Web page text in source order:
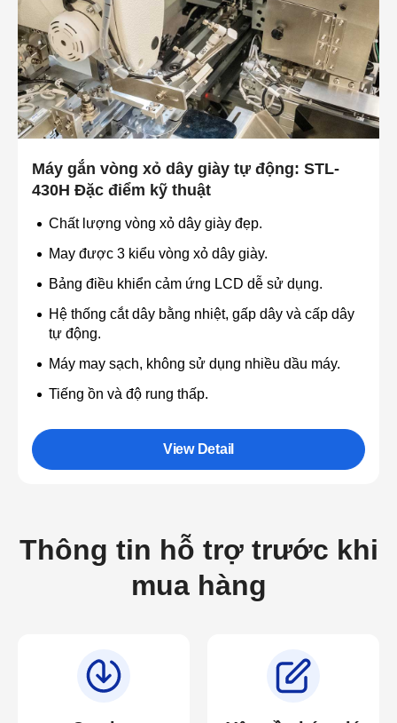
Máy gắn vòng xỏ dây giày tự động: STL-
430H Đặc điểm kỹ thuật
Chất lượng vòng xỏ dây giày đẹp.
May được 3 kiểu vòng xỏ dây giày.
Bảng điều khiển cảm ứng LCD dễ sử dụng.
Hệ thống cắt dây bằng nhiệt, gấp dây và cấp dây
tự động.
Máy may sạch, không sử dụng nhiều dầu máy.
Tiếng ồn và độ rung thấp.
View Detail
Thông tin hỗ trợ trước khi
mua hàng